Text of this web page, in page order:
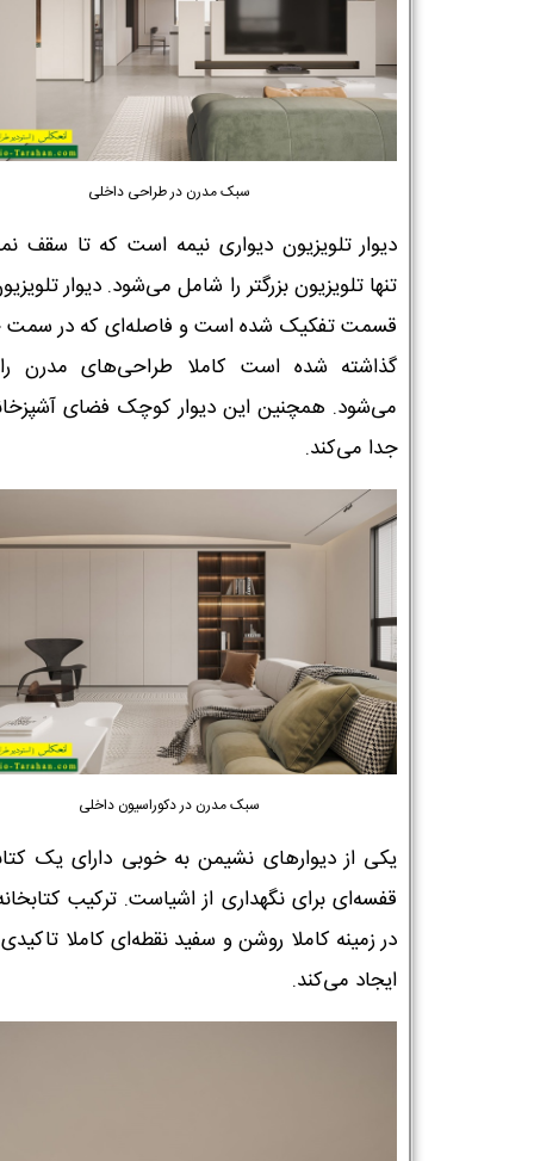
سبک مدرن در طراحی داخلی
دیوار تلویزیون دیواری نیمه است که تا سقف
تنها تلویزیون بزرگتر را شامل می‌شود. دیوار
قسمت تفکیک شده است و فاصله‌ای که در
گذاشته شده است کاملا طراحی‌های مدرن را
می‌شود. همچنین این دیوار کوچک فضای
جدا می‌کند.
سبک مدرن در دکوراسیون داخلی
یکی از دیوارهای نشیمن به خوبی دارای یک
قفسه‌ای برای نگهداری از اشیاست. ترکیب
در زمینه کاملا روشن و سفید نقطه‌ای کاملا
ایجاد می‌کند.